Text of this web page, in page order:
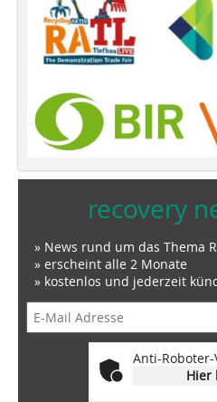
recovery
» News rund um das Thema
» erscheint alle 2 Monate
» kostenlos und jederzeit
Anti-
Hier